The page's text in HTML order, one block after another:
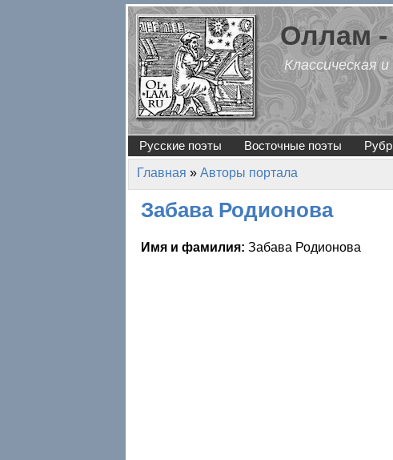
Перейти к основному содержанию
Оллам -
Классическая
Русские поэты Восточные поэты
Вы здесь
Главная » Авторы портала
Забава Родионова
Имя и фамилия: Забава Родионова